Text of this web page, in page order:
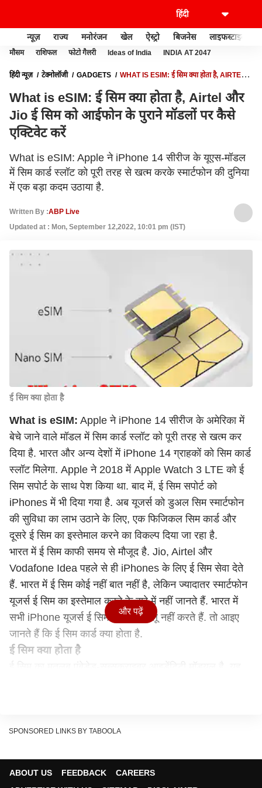
न्यूज़ राज्य मनोरंजन खेल ऐस्ट्रो बिजनेस लाइफस्टाइल
मौसम राशिफल फोटो गैलरी Ideas of India INDIA AT 2047
हिंदी न्यूज़ टेक्नोलॉजी GADGETS
WHAT IS ESIM: ई सिम क्या होता है, AIRTEL
What is eSIM: ई सिम क्या होता है, Airtel और
Jio ई सिम को आईफोन के पुराने मॉडलों पर कैसे
एक्टिवेट करें
What is eSIM: Apple ने iPhone 14 सीरीज के यूएस-मॉडल
में सिम कार्ड स्लॉट को पूरी तरह से खत्म करके स्मार्टफोन की दुनिया
में एक बड़ा कदम उठाया है.
Written By :ABP Live
Updated at : Mon, September 12,2022, 10:01 pm (IST)
ई सिम क्या होता है
What is eSIM: Apple ने iPhone 14 सीरीज के अमेरिका में
बेचे जाने वाले मॉडल में सिम कार्ड स्लॉट को पूरी तरह से खत्म कर
दिया है. भारत और अन्य देशों में iPhone 14 ग्राहकों को सिम कार्ड
स्लॉट मिलेगा. Apple ने 2018 में Apple Watch 3 LTE को ई
सिम सपोर्ट के साथ पेश किया था. बाद में, ई सिम सपोर्ट को
iPhones में भी दिया गया है. अब यूजर्स को डुअल सिम स्मार्टफोन
की सुविधा का लाभ उठाने के लिए, एक फिजिकल सिम कार्ड और
दूसरे ई सिम का इस्तेमाल करने का विकल्प दिया जा रहा है.
भारत में ई सिम काफी समय से मौजूद है. Jio, Airtel और
Vodafone Idea पहले से ही iPhones के लिए ई सिम सेवा देते
हैं. भारत में ई सिम कोई नहीं बात नहीं है, लेकिन ज्यादातर स्मार्टफोन
यूजर्स ई सिम का इस्तेमाल करने के बारे में नहीं जानते हैं. भारत में
सभी iPhone यूजर्स ई सिम सेवा को चालू नहीं करते हैं. तो आइए
जानते हैं कि ई सिम कार्ड क्या होता है.
ई सिम क्या होता है
आप इंटरनेट मेमोरी को बाहर नहीं निकाल सकते हैं. ई सिम के लिए,
और पढ़ें
SPONSORED LINKS BY TABOOLA
ABOUT US FEEDBACK
CAREERS